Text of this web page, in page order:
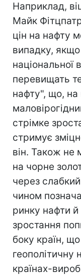
Наприклад,
Майк
цін на нафту
випадку,
перевищать
нафту", що, на
стрімке
стримує
він. Також не
на чорне
через
чином
ринку нафти й
зростання
боку країн,
геополітичну
країнах-